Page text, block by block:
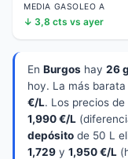
MEDIA GASOLEO A
↓ 3,8 cts vs ayer
En Burgos hay 26
hoy. La más barata
€/L. Los precios de
1,990 €/L
depósito de 50 L
1,729 y 1,950 €/L